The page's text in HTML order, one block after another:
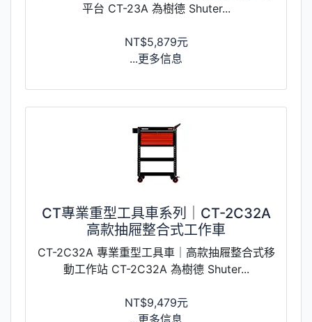
平台 CT-23A 為樹德 Shuter...
NT$5,879元
...更多信息
CT專業重型工具車系列｜CT-2C32A
高款抽屜整合式工作車
CT-2C32A 專業重型工具車｜高款抽屜整合式移
動工作站 CT-2C32A 為樹德 Shuter...
NT$9,479元
...更多信息